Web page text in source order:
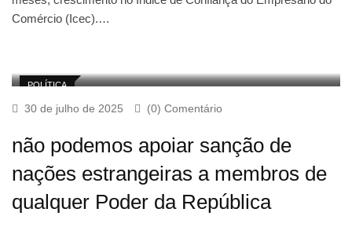
Comércio (Icec).…
POLÍTICA
30 de julho de 2025 (0) Comentário
não podemos apoiar sanção de
nações estrangeiras a membros de
qualquer Poder da República